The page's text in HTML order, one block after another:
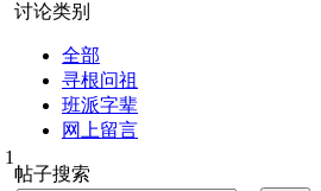
1
讨论类别
全部
寻根问祖
班派字辈
网上留言
帖子搜索